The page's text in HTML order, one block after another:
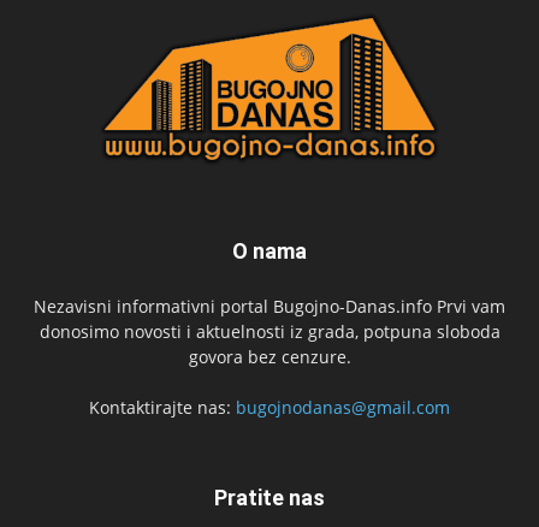
O nama
Nezavisni informativni portal Bugojno-Danas.info Prvi vam
donosimo novosti i aktuelnosti iz grada, potpuna sloboda
govora bez cenzure.
Kontaktirajte nas: bugojnodanas@gmail.com
Pratite nas